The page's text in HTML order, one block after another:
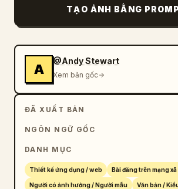
    },
      "count": 6,
      "elements": [
        "ảnh đại diện với nút cộng màu hồng",
        "biểu tượng trái tim với văn bản
'23.6万'",
        "biểu tượng bong bóng chat với văn
        "biểu tượng ngôi sao với văn bản '2.8
万'",
        "biểu tượng mũi tên chia sẻ với văn
TẠO ẢNH BẰNG
A
@Andy Stewart
Xem bản gốc
ĐÃ XUẤT BẢN
NGÔN NGỮ GỐC
DANH MỤC
Thiết kế ứng dụng / web Bài đăng trên mạng
Người có ảnh hưởng / Người mẫu Văn bản /